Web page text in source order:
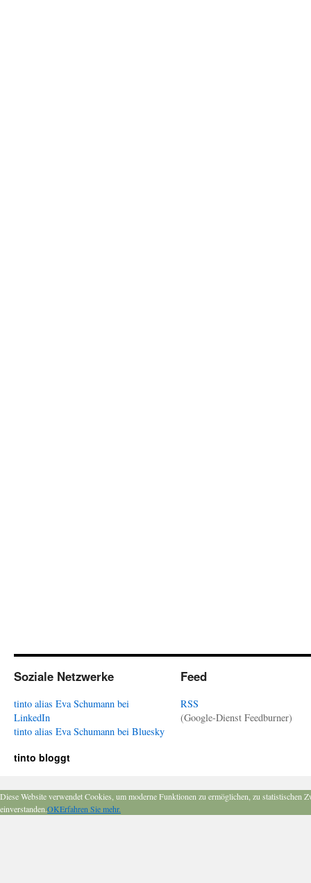
Soziale Netzwerke
tinto alias Eva Schumann bei
LinkedIn
tinto alias Eva Schumann bei Bluesky
Feed
RSS
(Google-Dienst Feedburner)
tinto bloggt
Diese Website verwendet Cookies, um moderne Funktionen zu ermöglichen, zu
einverstanden.OKErfahren Sie mehr.